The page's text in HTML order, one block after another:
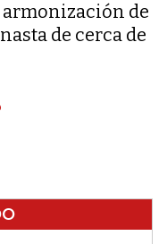
de
de cerca de